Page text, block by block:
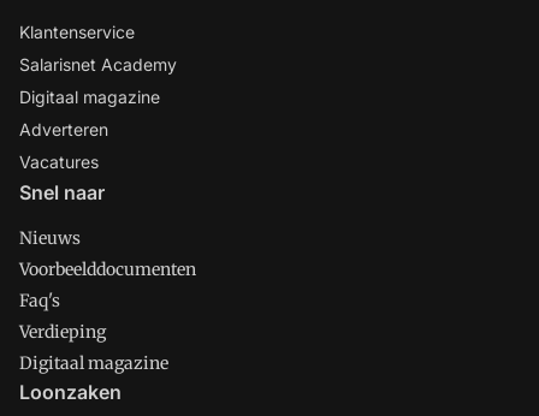
Klantenservice
Salarisnet Academy
Digitaal magazine
Adverteren
Vacatures
Snel naar
Nieuws
Voorbeelddocumenten
Faq's
Verdieping
Digitaal magazine
Loonzaken